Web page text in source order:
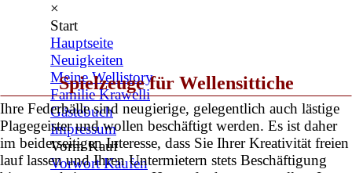
×
Start
Hauptseite
Neuigkeiten
Meine Wellistory
Familie Krawelli
Gästebuch
Impressum
Vorm Kauf
Vorwort Kaufen
Spielzeuge für Wellensittiche
Ihre Federbälle sind neugierige, gelegentlich auch lästige
Plagegeister und wollen beschäftigt werden. Es ist daher
im beiderseitigen Interesse, dass Sie Ihrer Kreativität freien
lauf lassen und Ihren Untermietern stets Beschäftigung